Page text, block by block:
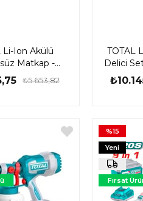
Li-Ion Akülü
Matkap -
₺5.653,82
TOTAL
Delici
%15
Yeni
Ürün
Fırsat